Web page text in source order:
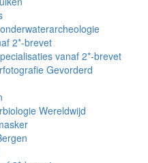
2*-brevet
vanaf 2*-brevet
Gevorderd
Wereldwijd